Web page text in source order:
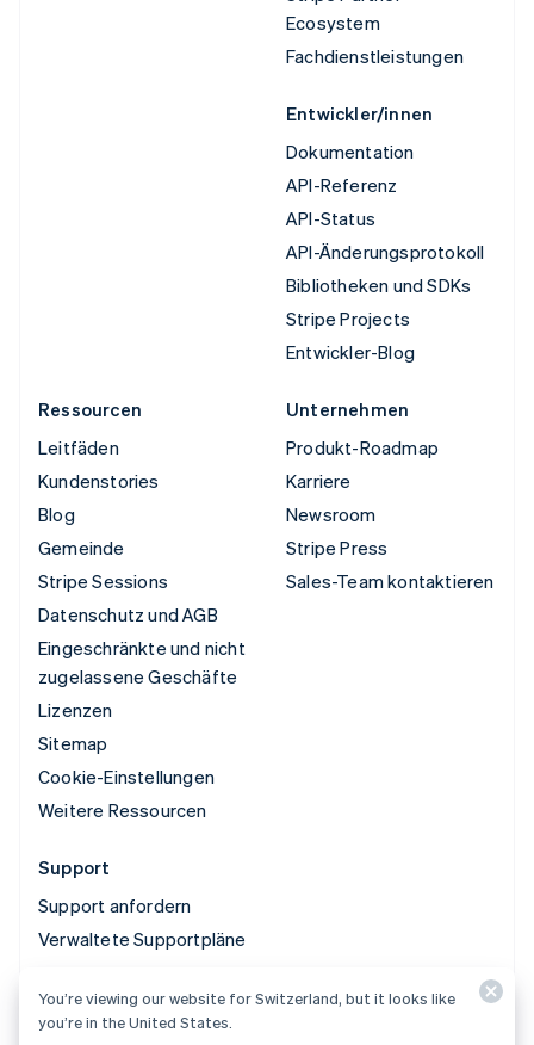
Ecosystem
Fachdienstleistungen
Entwickler/innen
Dokumentation
API-Referenz
API-Status
API-Änderungsprotokoll
Bibliotheken und SDKs
Stripe Projects
Entwickler-Blog
Ressourcen
Leitfäden
Kundenstories
Blog
Gemeinde
Stripe Sessions
Datenschutz und AGB
Eingeschränkte und nicht
zugelassene Geschäfte
Lizenzen
Sitemap
Cookie-Einstellungen
Weitere Ressourcen
Unternehmen
Produkt-Roadmap
Karriere
Newsroom
Stripe Press
Sales-Team kontaktieren
Support
Support anfordern
Verwaltete Supportpläne
© 2026 Stripe, LLC
You’re viewing our website for Switzerland, but it looks like
you’re in the United States.